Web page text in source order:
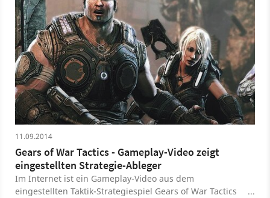
11.09.2014
Gears of War Tactics - Gameplay-Video zeigt
eingestellten Strategie-Ableger
Im Internet ist ein Gameplay-Video aus dem
eingestellten Taktik-Strategiespiel Gears of War Tactics